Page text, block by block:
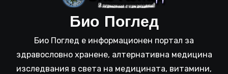
Био Поглед
Био Поглед е информационен портал за
здравословно хранене, алтернативна медицина
изследвания в света на медицината, витамини,